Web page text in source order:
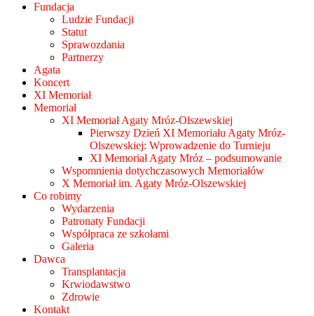
Fundacja
Ludzie Fundacji
Statut
Sprawozdania
Partnerzy
Agata
Koncert
XI Memoriał
Memoriał
XI Memoriał Agaty Mróz-Olszewskiej
Pierwszy Dzień XI Memoriału Agaty Mróz-
Olszewskiej: Wprowadzenie do Turnieju
XI Memoriał Agaty Mróz – podsumowanie
Wspomnienia dotychczasowych Memoriałów
X Memoriał im. Agaty Mróz-Olszewskiej
Co robimy
Wydarzenia
Patronaty Fundacji
Współpraca ze szkołami
Galeria
Dawca
Transplantacja
Krwiodawstwo
Zdrowie
Kontakt